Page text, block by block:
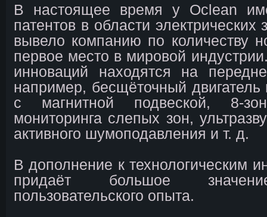
В настоящее время у Oclean
патентов в области электрических
вывело компанию по количеству
первое место в мировой
инноваций находятся на
например, бесщёточный двигатель
с магнитной подвеской, 8-
мониторинга слепых зон,
активного шумоподавления и т. д.
В дополнение к технологическим
придаёт большое
пользовательского опыта.